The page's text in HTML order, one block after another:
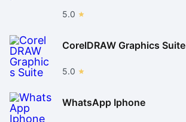
5.0
CorelDRAW Graphics Suite
5.0
WhatsApp Iphone